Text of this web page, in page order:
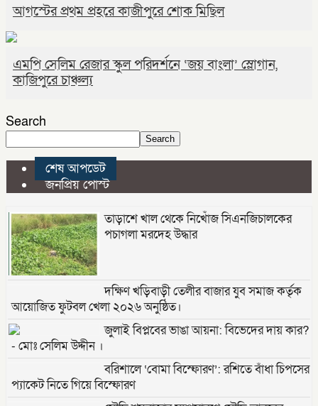
আগস্টের প্রথম প্রহরে কাজীপুরে শোক মিছিল
এমপি সেলিম রেজার স্কুল পরিদর্শনে ‘জয় বাংলা’ স্লোগান,
কাজিপুরে চাঞ্চল্য
Search
Search
শেষ আপডেট
জনপ্রিয় পোস্ট
তাড়াশে খাল থেকে নিখোঁজ সিএনজিচালকের
পচাগলা মরদেহ উদ্ধার
দক্ষিণ খড়িবাড়ী তেলীর বাজার যুব সমাজ কর্তৃক
আয়োজিত ফুটবল খেলা ২০২৬ অনুষ্ঠিত।
জুলাই বিপ্লবের ভাঙা আয়না: বিভেদের দায় কার?
- মোঃ সেলিম উদ্দীন ।
বরিশালে ‘বোমা বিস্ফোরণ’: রশিতে বাঁধা চিপসের
প্যাকেট নিতে গিয়ে বিস্ফোরণ